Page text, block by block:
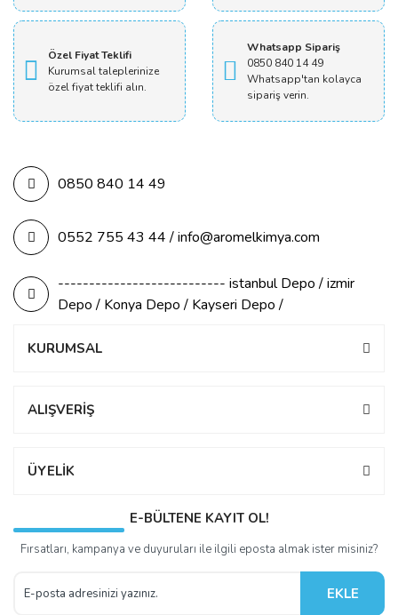
Özel Fiyat Teklifi
Kurumsal taleplerinize
özel fiyat teklifi alın.
Whatsapp Sipariş
0850 840 14 49
Whatsapp'tan kolayca
sipariş verin.
0850 840 14 49
0552 755 43 44 / info@aromelkimya.com
--------------------------- istanbul Depo / izmir
Depo / Konya Depo / Kayseri Depo /
KURUMSAL
ALIŞVERİŞ
ÜYELİK
E-BÜLTENE KAYIT OL!
Fırsatları, kampanya ve duyuruları ile ilgili eposta almak ister misiniz?
EKLE